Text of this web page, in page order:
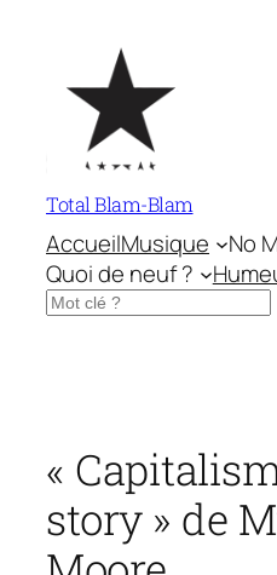
contenu
Total Blam-Blam
AccueilMusique
No
Quoi de neuf ?
Rechercher
«
story » de